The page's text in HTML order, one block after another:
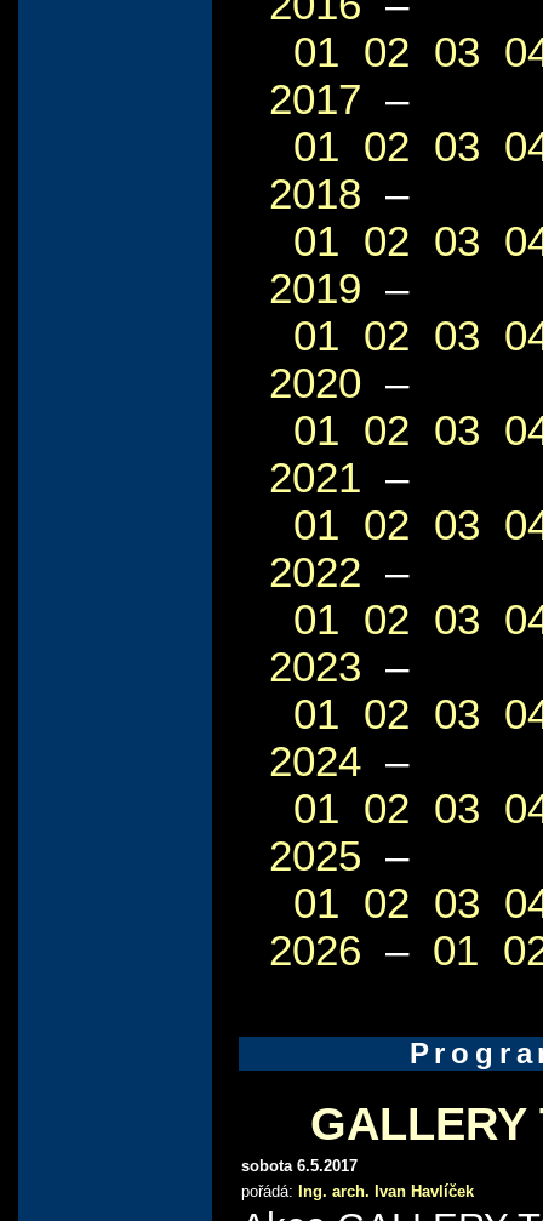
01 02 03
2017 –
01 02 03
2018 –
01 02 03
2019 –
01 02 03
2020 –
01 02 03
2021 –
01 02 03
2022 –
01 02 03
2023 –
01 02 03
2024 –
01 02 03
2025 –
01 02 03
2026 – 01
GALLERY
sobota 6.5.2017
pořádá: Ing. arch. Ivan Havlíček